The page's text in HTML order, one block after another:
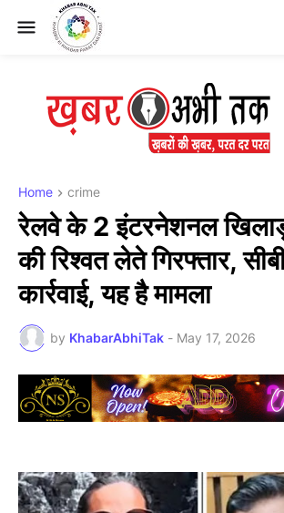
Home crime
रेलवे के 2 इंटरनेशनल
की रिश्वत लेते गिरफ्तार,
कार्रवाई, यह है मामला
by KhabarAbhiTak - May 17, 2026